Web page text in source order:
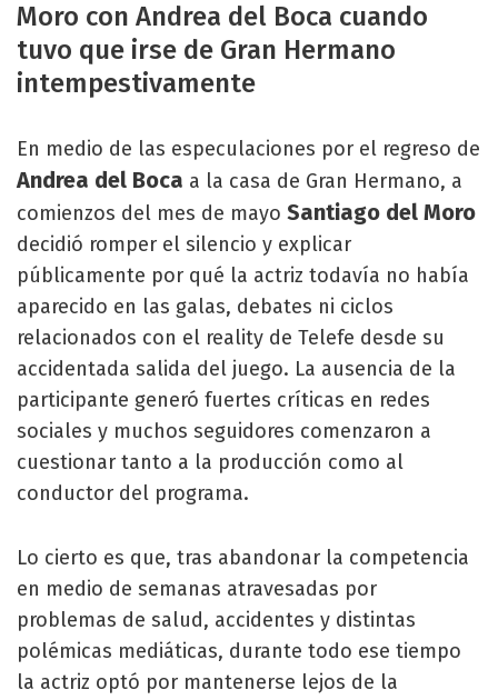
Moro con Andrea del Boca cuando
tuvo que irse de Gran Hermano
intempestivamente
En medio de las especulaciones por el regreso de
Andrea del Boca a la casa de Gran Hermano, a
comienzos del mes de mayo Santiago del Moro
decidió romper el silencio y explicar
públicamente por qué la actriz todavía no había
aparecido en las galas, debates ni ciclos
relacionados con el reality de Telefe desde su
accidentada salida del juego. La ausencia de la
participante generó fuertes críticas en redes
sociales y muchos seguidores comenzaron a
cuestionar tanto a la producción como al
conductor del programa.
Lo cierto es que, tras abandonar la competencia
en medio de semanas atravesadas por
problemas de salud, accidentes y distintas
polémicas mediáticas, durante todo ese tiempo
la actriz optó por mantenerse lejos de la